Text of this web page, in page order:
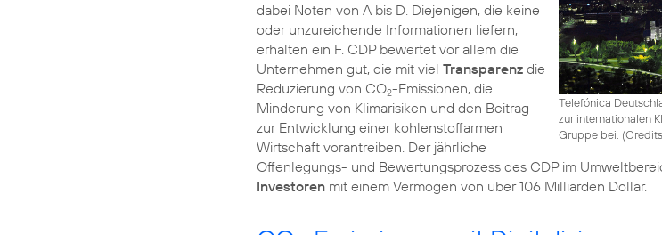
Telefónica
zur internationalen
Gruppe bei. (
dabei Noten von A bis D. Diejenigen, die keine
oder unzureichende Informationen liefern,
erhalten ein F. CDP bewertet vor allem die
Unternehmen gut, die mit viel Transparenz die
Reduzierung von CO2-Emissionen, die
Minderung von Klimarisiken und den Beitrag
zur Entwicklung einer kohlenstoffarmen
Wirtschaft vorantreiben. Der jährliche
Offenlegungs- und Bewertungsprozess des CDP im
Investoren mit einem Vermögen von über 106 Milliarden Dollar.